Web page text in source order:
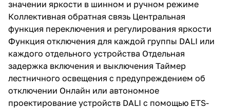
значении яркости в шинном и ручном режиме
Коллективная обратная связь Центральная
функция переключения и регулирования яркости
Функция отключения для каждой группы DALI или
каждого отдельного устройства Отдельная
задержка включения и выключения Таймер
лестничного освещения с предупреждением об
отключении Онлайн или автономное
проектирование устройств DALI с помощью ETS-